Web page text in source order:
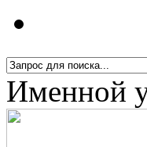
Именной